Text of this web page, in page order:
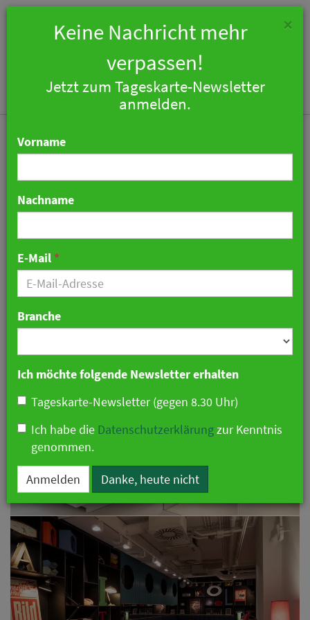
Sechstes Hotel der Ruby-
Gruppe eröffnet in
Hamburg
×
Keine Nachricht mehr
verpassen!
Jetzt zum Tageskarte-Newsletter
anmelden.
Vorname
Nachname
E-Mail *
Branche
Ich möchte folgende Newsletter erhalten
Tageskarte-Newsletter (gegen 8.30 Uhr)
Ich habe die Datenschutzerklärungzur Kenntnis
genommen.
Anmelden Danke, heute nicht